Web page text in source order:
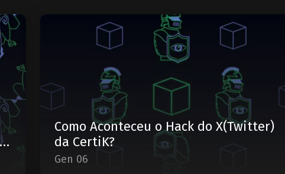
Como Aconteceu o Hack do X(Twitter)
da CertiK?
Gen 06